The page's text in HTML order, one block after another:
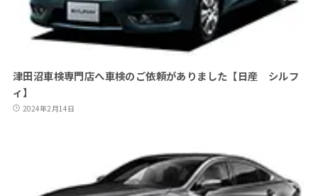
津田沼車検専門店へ車検のご依頼がありました【日産 シルフ
ィ】
2024年2月14日